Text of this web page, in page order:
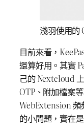
淺羽使用的
目前來看，
還算好用。其實
己的 Nextcloud
OTP、附加檔案
WebExtension
的小問題，實在